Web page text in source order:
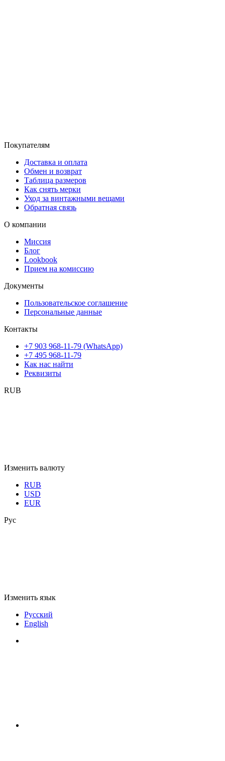
Покупателям
Доставка и оплата
Обмен и возврат
Таблица размеров
Как снять мерки
Уход за винтажными вещами
Обратная связь
О компании
Миссия
Блог
Lookbook
Прием на комиссию
Документы
Пользовательское соглашение
Персональные данные
Контакты
+7 903 968-11-79 (WhatsApp)
+7 495 968-11-79
Как нас найти
Реквизиты
RUB
Изменить валюту
RUB
USD
EUR
Рус
Изменить язык
Русский
English